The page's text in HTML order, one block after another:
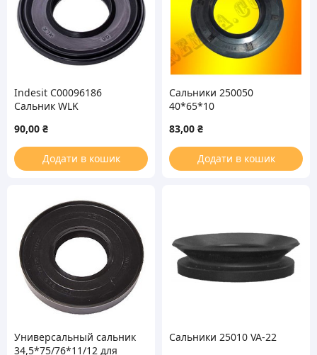
Indesit C00096186
Сальник WLK
стиральной машины
90,00 ₴
Додати в кошик
Сальники 250050
40*65*10
83,00 ₴
Додати в кошик
Универсальный сальник
34,5*75/76*11/12 для
Сальники 25010 VA-22